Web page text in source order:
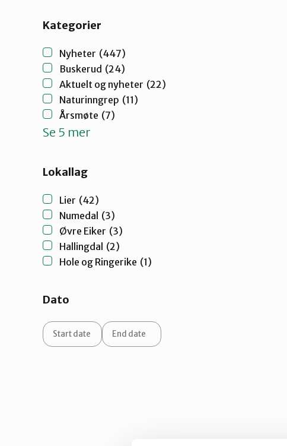
Kategorier
Nyheter (447)
Buskerud (24)
Aktuelt og nyheter (22)
Naturinngrep (11)
Årsmøte (7)
Se 5 mer
Lokallag
Lier (42)
Numedal (3)
Øvre Eiker (3)
Hallingdal (2)
Hole og Ringerike (1)
Dato